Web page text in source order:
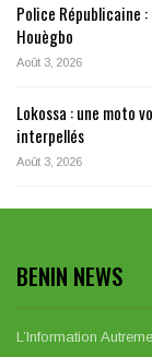
Police Républicaine :
Houègbo
Août 3, 2026
Lokossa : une moto
interpellés
Août 3, 2026
BENIN NEWS
L’Information